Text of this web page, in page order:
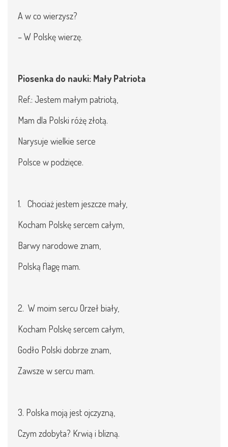
A w co wierzysz?
– W Polskę wierzę.
Piosenka do nauki: Mały Patriota
Ref.: Jestem małym patriotą,
Mam dla Polski różę złotą.
Narysuje wielkie serce
Polsce w podzięce.
1. Chociaż jestem jeszcze mały,
Kocham Polskę sercem całym,
Barwy narodowe znam,
Polską flagę mam.
2. W moim sercu Orzeł biały,
Kocham Polskę sercem całym,
Godło Polski dobrze znam,
Zawsze w sercu mam.
3. Polska moją jest ojczyzną,
Czym zdobyta? Krwią i blizną.